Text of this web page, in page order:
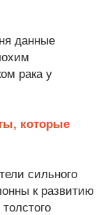
данные
рака у
которые
сильного
к развитию